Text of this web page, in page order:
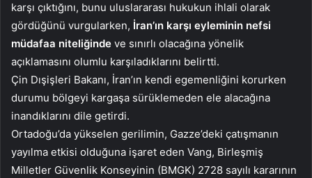
karşı çıktığını, bunu uluslararası hukukun ihlali olarak
gördüğünü vurgularken, İran’ın karşı eyleminin nefsi
müdafaa niteliğinde ve sınırlı olacağına yönelik
açıklamasını olumlu karşıladıklarını belirtti.
Çin Dışişleri Bakanı, İran’ın kendi egemenliğini korurken
durumu bölgeyi kargaşa sürüklemeden ele alacağına
inandıklarını dile getirdi.
Ortadoğu’da yükselen gerilimin, Gazze’deki çatışmanın
yayılma etkisi olduğuna işaret eden Vang, Birleşmiş
Milletler Güvenlik Konseyinin (BMGK) 2728 sayılı kararının